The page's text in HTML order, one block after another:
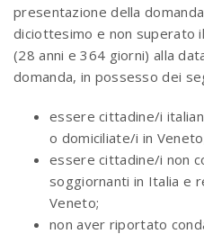
presentazione della
diciottesimo e non superato
(28 anni e 364 giorni) alla
domanda, in possesso dei
essere cittadine/i
o domiciliate/i in
essere cittadine/i non
soggiornanti in Italia e
Veneto;
non aver riportato